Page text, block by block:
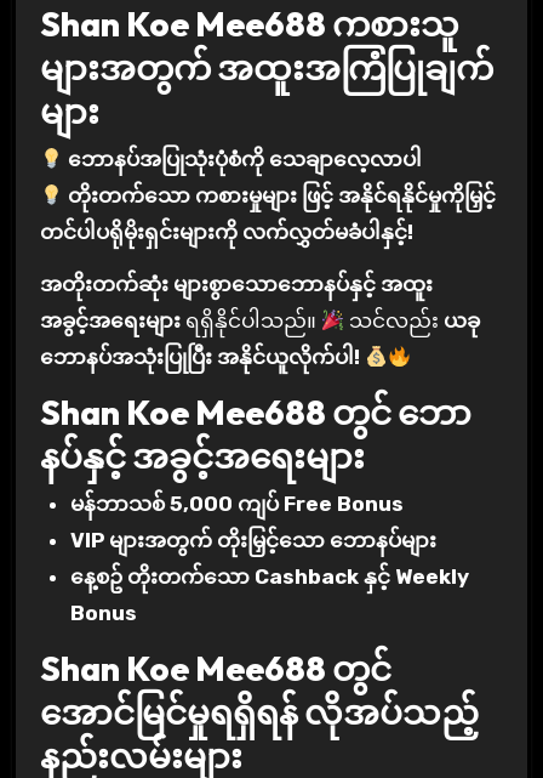
Shan Koe Mee688 ကစားသူ
များအတွက် အထူးအကြံပြုချက်
များ
ဘောနပ်အပြုသုံးပုံစံကို သေချာလေ့လာပါ
တိုးတက်သော ကစားမှုများ ဖြင့် အနိုင်ရနိုင်မှုကိုမြှင့်
တင်ပါပရိုမိုးရှင်းများကို လက်လွှတ်မခံပါနှင့်!
အတိုးတက်ဆုံး များစွာသောဘောနပ်နှင့် အထူး
အခွင့်အရေးများရရှိနိုင်ပါသည်။ သင်လည်း ယခု
ဘောနပ်အသုံးပြုပြီး အနိုင်ယူလိုက်ပါ!
Shan Koe Mee688 တွင် ဘော
နပ်နှင့် အခွင့်အရေးများ
မန်ဘာသစ် 5,000 ကျပ် Free Bonus
VIP များအတွက် တိုးမြှင့်သော ဘောနပ်များ
နေ့စဥ် တိုးတက်သော Cashback နှင့် Weekly
Bonus
Shan Koe Mee688 တွင်
အောင်မြင်မှုရရှိရန် လိုအပ်သည့်
နည်းလမ်းများ